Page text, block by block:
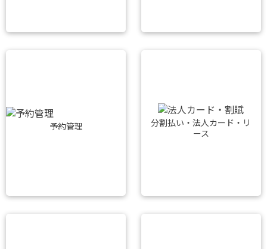
予約管理
分割払い・法人カード・リ
ース